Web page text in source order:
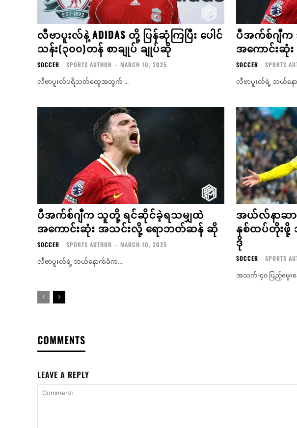
လီဗာပူးလ်နဲ့ ADIDAS တို့ ပြန်ဆုံကြပြီး ပေါင်
သန်း(၃၀၀)တန် စာချုပ် ချုပ်ဆို
SOCCER SPORTS AUTHOR - MARCH 10, 2025
လီဗာပူးလ်ပရိသတ်တွေအတွက် ...
ပီအက်စ်ဂျီ
အကောင်းဆုံ
SOCCER SPORTS
လီဗာပူးလ်ရဲ့ ဘယ်နေ
ပီအက်စ်ဂျီက သူတို့ ရင်ဆိုင်ခဲ့ရသမျှထဲ
အကောင်းဆုံး အသင်းလို့ ရောဘတ်ဆန် ဆို
SOCCER SPORTS AUTHOR - MARCH 10, 2025
လီဗာပူးလ်ရဲ့ ဘယ်နောက်ခံက...
အယ်လ်နာဆာ
နှစ်ထပ်တိုး
ဒို
SOCCER SPORTS
အသက်-၄၀ ပြည့်မွေး
COMMENTS
LEAVE A REPLY